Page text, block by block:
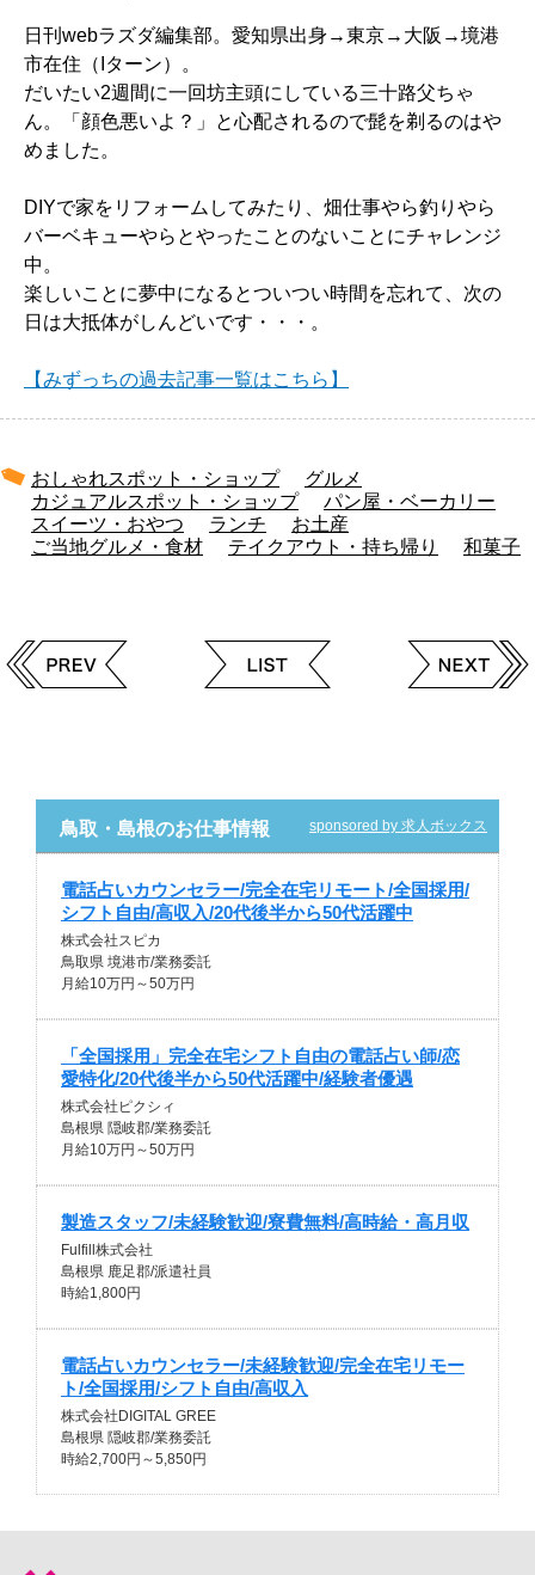
日刊webラズダ編集部。愛知県出身→東京→大阪→境港
市在住（Iターン）。
だいたい2週間に一回坊主頭にしている三十路父ちゃ
ん。「顔色悪いよ？」と心配されるので髭を剃るのはや
めました。
DIYで家をリフォームしてみたり、畑仕事やら釣りやら
バーベキューやらとやったことのないことにチャレンジ
中。
楽しいことに夢中になるとついつい時間を忘れて、次の
日は大抵体がしんどいです・・・。
【みずっちの過去記事一覧はこちら】
おしゃれスポット・ショップ
グルメ
カジュアルスポット・ショップ
パン屋・ベーカリー
スイーツ・おやつ
ランチ
お土産
ご当地グルメ・食材
テイクアウト・持ち帰り 和菓子
鳥取・島根のお仕事情報 sponsored by 求人ボックス
電話占いカウンセラー/完全在宅リモート/全国採用/
シフト自由/高収入/20代後半から50代活躍中
株式会社スピカ
鳥取県 境港市/業務委託
月給10万円～50万円
「全国採用」完全在宅シフト自由の電話占い師/恋
愛特化/20代後半から50代活躍中/経験者優遇
株式会社ピクシィ
島根県 隠岐郡/業務委託
月給10万円～50万円
製造スタッフ/未経験歓迎/寮費無料/高時給・高月収
Fulfill株式会社
島根県 鹿足郡/派遣社員
時給1,800円
電話占いカウンセラー/未経験歓迎/完全在宅リモー
ト/全国採用/シフト自由/高収入
株式会社DIGITAL GREE
島根県 隠岐郡/業務委託
時給2,700円～5,850円